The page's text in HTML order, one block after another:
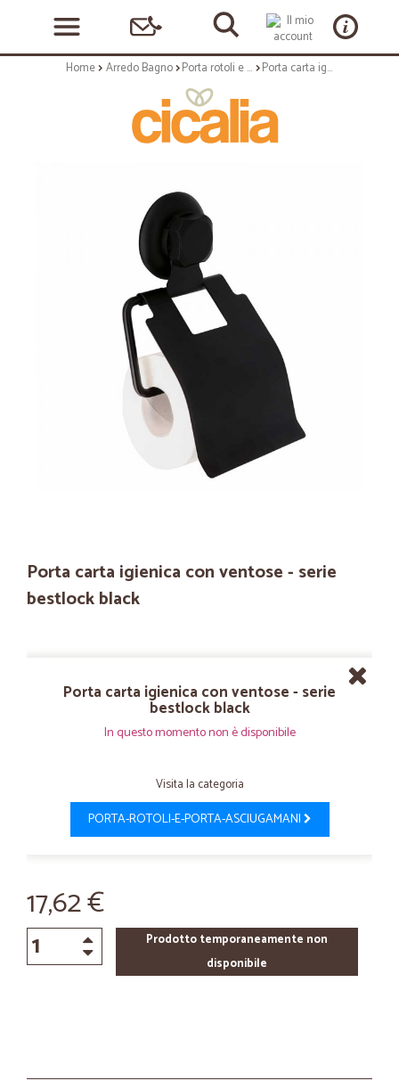
Home Arredo Bagno Porta rotoli e porta asciugamani Porta carta igienica con ventose - serie bestlock black
Porta carta igienica con ventose - serie
bestlock black
Porta carta igienica con ventose - serie
bestlock black
In questo momento non è disponibile
Visita la categoria
PORTA-ROTOLI-E-PORTA-ASCIUGAMANI
17,62 €
Prodotto temporaneamente non
disponibile